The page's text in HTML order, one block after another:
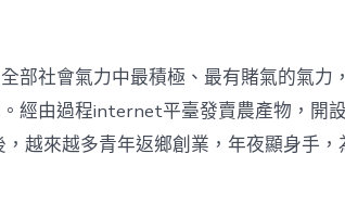
產
復
興
注
進
部社會氣力中最積極、最有賭氣的氣力
經由過程internet平臺發賣農產物，開
越來越多青年返鄉創業，年夜顯身手，